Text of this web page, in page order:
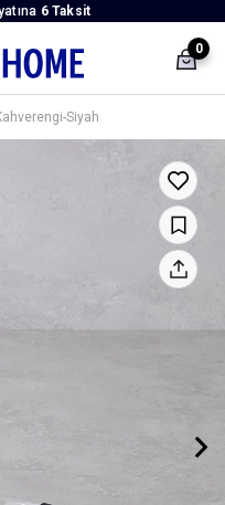
6 Taksit
0
Siyah